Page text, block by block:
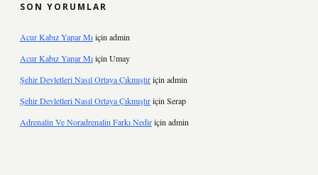
SON YORUMLAR
Acur Kabız Yapar Mıiçin admin
Acur Kabız Yapar Mıiçin Umay
Şehir Devletleri Nasıl Ortaya Çıkmıştıriçin admin
Şehir Devletleri Nasıl Ortaya Çıkmıştıriçin Serap
Adrenalin Ve Noradrenalin Farkı Nediriçin admin